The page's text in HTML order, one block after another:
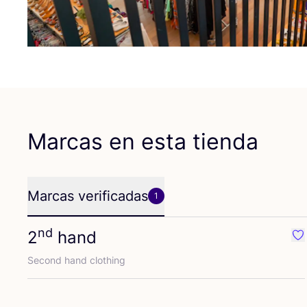
Marcas en esta tienda
Marcas verificadas 1
2nd hand
Second hand clothing